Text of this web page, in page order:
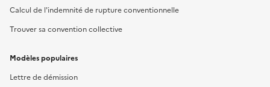
Calcul de l'indemnité de rupture conventionnelle
Trouver sa convention collective
Modèles populaires
Lettre de démission